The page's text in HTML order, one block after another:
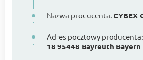
Nazwa producenta: CYBEX
Adres pocztowy producenta:
18 95448 Bayreuth Bayern